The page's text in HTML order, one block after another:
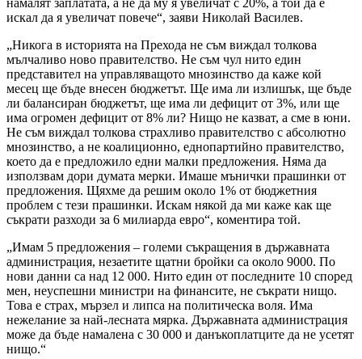
искал да я увеличат повече“, заяви Николай Василев.
„Никога в историята на Прехода не съм виждал толкова
мълчаливо ново правителство. Не съм чул нито един
представител на управляващото мнозинство да каже кой
месец ще бъде внесен бюджетът. Ще има ли излишък, ще бъде
ли балансиран бюджетът, ще има ли дефицит от 3%, или ще
има огромен дефицит от 8% ли? Нищо не казват, а сме в юни.
Не съм виждал толкова страхливо правителство с абсолютно
мнозинство, а не коалиционно, еднопартийно правителство,
което да е предложило едни малки предложения. Няма да
използвам дори думата мерки. Имаше мънички прашинки от
предложения. Щяхме да решим около 1% от бюджетния
проблем с тези прашинки. Искам някой да ми каже как ще
съкрати разходи за 6 милиарда евро“, коментира той.
„Имам 5 предложения – големи съкращения в държавната
администрация, незаетите щатни бройки са около 9000. По
нови данни са над 12 000. Нито един от последните 10 според
мен, неуспешни министри на финансите, не съкрати нищо.
Това е страх, мързел и липса на политическа воля. Има
нежелание за най-лесната мярка. Държавната администрация
може да бъде намалена с 30 000 и данъкоплатците да не усетят
нищо.“